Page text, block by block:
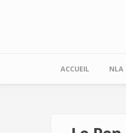
ACCUEIL NLA